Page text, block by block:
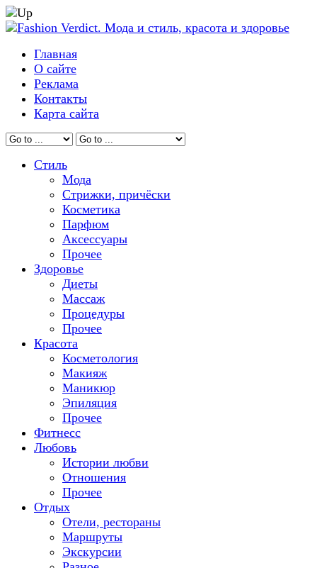
Главная
О сайте
Реклама
Контакты
Карта сайта
Стиль
Мода
Стрижки, причёски
Косметика
Парфюм
Аксессуары
Прочее
Здоровье
Диеты
Массаж
Процедуры
Прочее
Красота
Косметология
Макияж
Маникюр
Эпиляция
Прочее
Фитнесс
Любовь
Истории любви
Отношения
Прочее
Отдых
Отели, рестораны
Маршруты
Экскурсии